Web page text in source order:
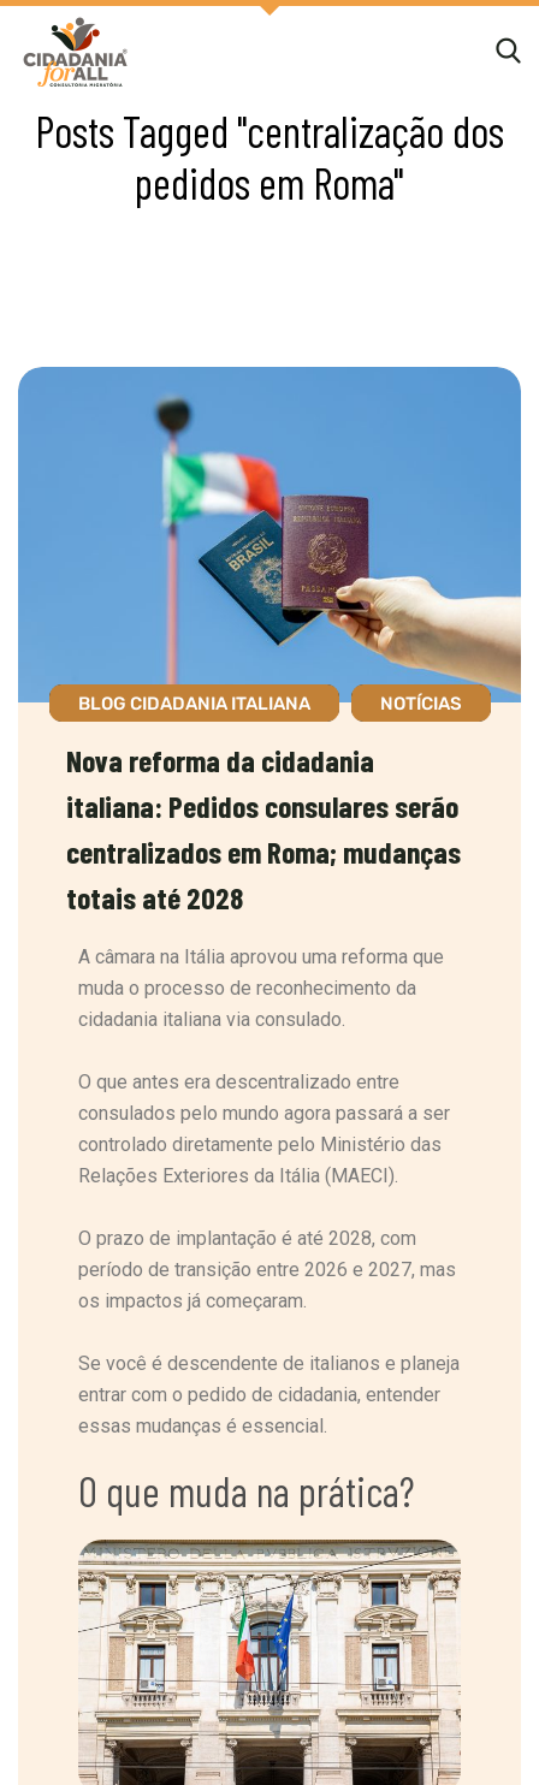
Posts Tagged "centralização dos
pedidos em Roma"
BLOG CIDADANIA ITALIANA NOTÍCIAS
Nova reforma da cidadania
italiana: Pedidos consulares serão
centralizados em Roma; mudanças
totais até 2028
A câmara na Itália aprovou uma reforma que
muda o processo de reconhecimento da
cidadania italiana via consulado.
O que antes era descentralizado entre
consulados pelo mundo agora passará a ser
controlado diretamente pelo Ministério das
Relações Exteriores da Itália (MAECI).
O prazo de implantação é até 2028, com
período de transição entre 2026 e 2027, mas
os impactos já começaram.
Se você é descendente de italianos e planeja
entrar com o pedido de cidadania, entender
essas mudanças é essencial.
O que muda na prática?